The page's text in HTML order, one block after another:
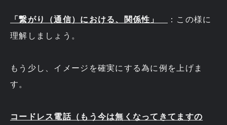
「繋がり（通信）における、関係性」
：この様に
理解しましょう。
もう少し、イメージを確実にする為に例を上げま
す。
コードレス電話（もう今は無くなってきてますの